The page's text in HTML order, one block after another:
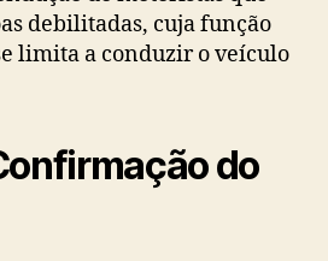
debilitadas, cuja função
limita a conduzir o veículo
do